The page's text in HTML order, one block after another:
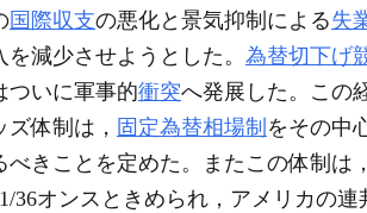
国際収支の悪化と景気抑制による失
減少させようとした。 為替切下げ
ついに軍事的衝突へ発展した。この
体制は， 固定為替相場制 をその中
きことを定めた。またこの体制は
36オンスときめられ，アメリカの